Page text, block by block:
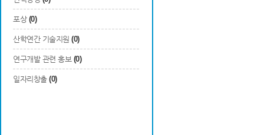
포상 (0)
산학연간 기술지원 (0)
연구개발 관련 홍보 (0)
일자리창출 (0)